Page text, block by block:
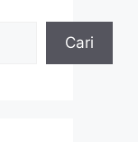
Cari